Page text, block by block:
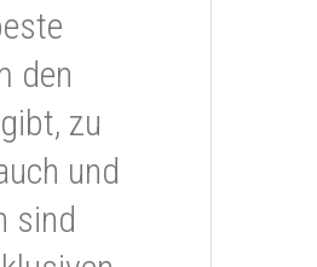
den
zu
und
sind